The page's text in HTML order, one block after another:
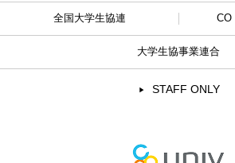
全国大学生協連 CO
大学生協事業連合
STAFF ONLY